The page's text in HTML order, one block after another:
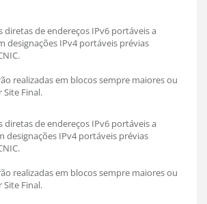
diretas de endereços IPv6 portáveis a
designações IPv4 portáveis prévias
realizadas em blocos sempre maiores ou
Site Final.
diretas de endereços IPv6 portáveis a
designações IPv4 portáveis prévias
realizadas em blocos sempre maiores ou
Site Final.